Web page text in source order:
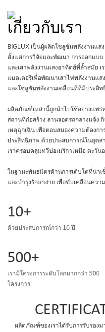
เกี่ยวกับเรา
BIGLUX เป็นผู้ผลิตโซลูชันพลังงานแ
ตั้งแต่การวิจัยและพัฒนา การออกแบบ
และเสาพลังงานแสงอาทิตย์ที่ล้ำสมัย
แบตเตอรี่เพื่อพัฒนาเสาไฟพลังงานแส
และโซลูชันพลังงานเคลื่อนที่ที่มีประสิ
ผลิตภัณฑ์เหล่านี้ถูกนำไปใช้อย่างแพร่
สถานที่ก่อสร้าง ลานจอดรถกลางแจ้ง
เหตุฉุกเฉิน เพื่อตอบสนองความต้องก
ประสิทธิภาพ ด้วยประสบการณ์ในอุตส
เราครอบคลุมทวีปอเมริกาเหนือ ตะวัน
ในฐานะพันธมิตรด้านการเติบโตที่น่า
และบำรุงรักษาง่าย เพื่อขับเคลื่อนควา
10+
ด้วยประสบการณ์กว่า 10 ปี
500+
เรามีโครงการระดับโลกมากกว่า 500
โครงการ
ผลิตภัณฑ์ของเราได้รับการรับรอง